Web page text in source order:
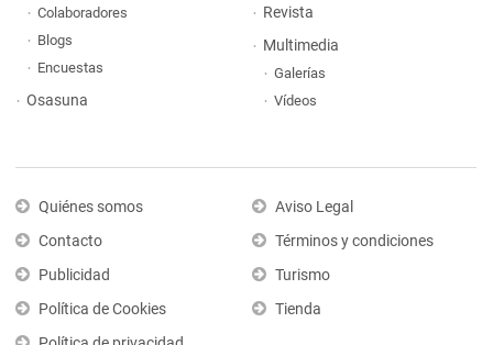
Colaboradores
Blogs
Encuestas
Osasuna
Revista
Multimedia
Galerías
Vídeos
Quiénes somos
Contacto
Publicidad
Política de Cookies
Aviso Legal
Términos y condiciones
Turismo
Tienda